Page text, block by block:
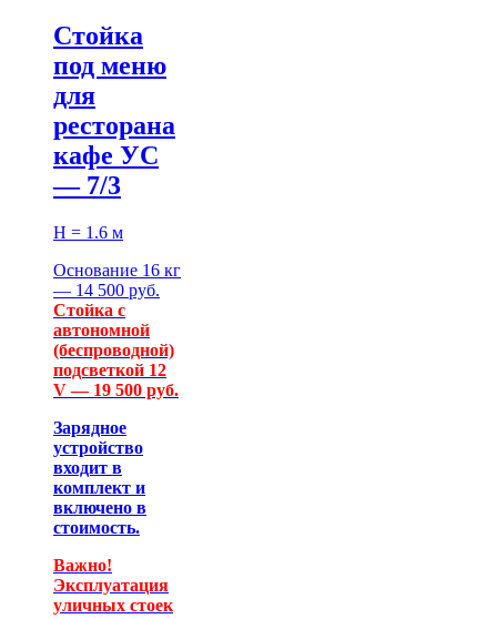
Стойка
под меню
для
ресторана
кафе УС
— 7/3
H = 1.6 м
Основание 16 кг
— 14 500 руб.
Стойка с
автономной
(беспроводной)
подсветкой 12
V — 19 500 руб.
Зарядное
устройство
входит в
комплект и
включено в
стоимость.
Важно!
Эксплуатация
уличных стоек